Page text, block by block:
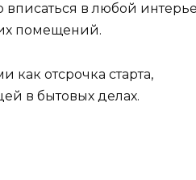
в любой
помещений.
отсрочка старта,
в бытовых делах.